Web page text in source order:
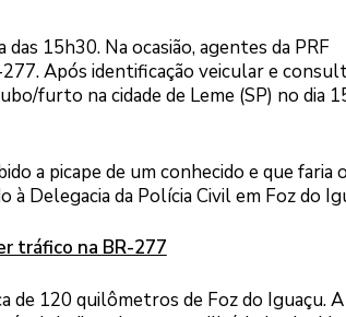
15h30. Na ocasião, agentes da PRF
Após identificação veicular e
furto na cidade de Leme (SP) no dia
a picape de um conhecido e que faria
Delegacia da Polícia Civil em Foz do
tráfico na BR-277
de 120 quilômetros de Foz do Iguaçu. A